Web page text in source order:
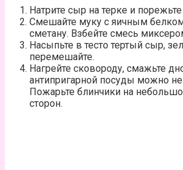
Натрите сыр на терке и
Смешайте муку с яичным
сметану. Взбейте смесь
Насыпьте в тесто тертый сыр,
перемешайте.
Нагрейте сковороду, смажьте
антипригарной посуды можно
Пожарьте блинчики на
сторон.